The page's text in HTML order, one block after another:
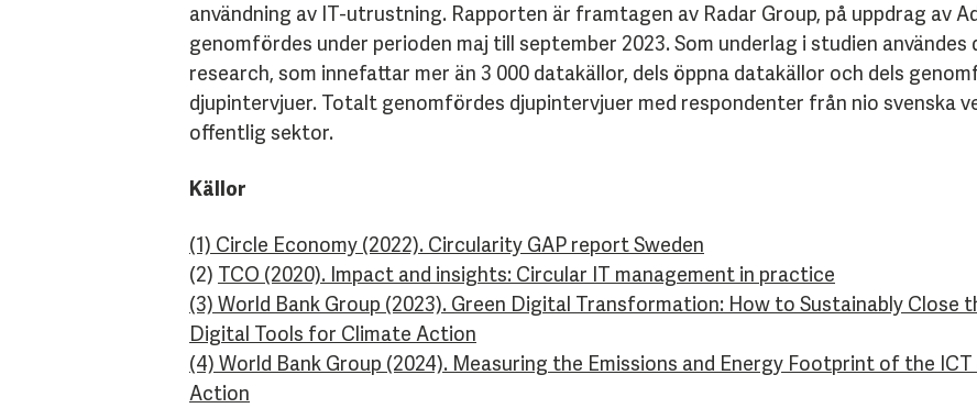
användning av IT-utrustning. Rapporten är framtagen av Radar Group, på uppdrag av
genomfördes under perioden maj till september 2023. Som underlag i studien
research, som innefattar mer än 3 000 datakällor, dels öppna datakällor och dels
djupintervjuer. Totalt genomfördes djupintervjuer med respondenter från nio svenska
offentlig sektor.
Källor
(1) Circle Economy (2022). Circularity GAP report Sweden
(2) TCO (2020). Impact and insights: Circular IT management in practice
(3) World Bank Group (2023). Green Digital Transformation: How to Sustainably Close
Digital Tools for Climate Action
(4) World Bank Group (2024). Measuring the Emissions and Energy Footprint of the
Action